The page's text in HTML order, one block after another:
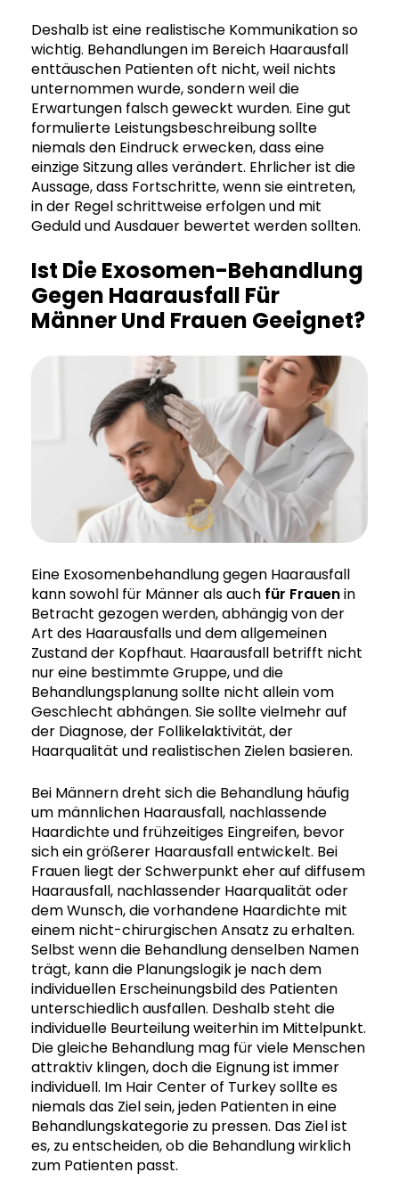
Deshalb ist eine realistische Kommunikation so
wichtig. Behandlungen im Bereich Haarausfall
enttäuschen Patienten oft nicht, weil nichts
unternommen wurde, sondern weil die
Erwartungen falsch geweckt wurden. Eine gut
formulierte Leistungsbeschreibung sollte
niemals den Eindruck erwecken, dass eine
einzige Sitzung alles verändert. Ehrlicher ist die
Aussage, dass Fortschritte, wenn sie eintreten,
in der Regel schrittweise erfolgen und mit
Geduld und Ausdauer bewertet werden sollten.
Ist Die Exosomen-Behandlung
Gegen Haarausfall Für
Männer Und Frauen Geeignet?
Eine Exosomenbehandlung gegen Haarausfall
kann sowohl für Männer als auch für Frauenin
Betracht gezogen werden, abhängig von der
Art des Haarausfalls und dem allgemeinen
Zustand der Kopfhaut. Haarausfall betrifft nicht
nur eine bestimmte Gruppe, und die
Behandlungsplanung sollte nicht allein vom
Geschlecht abhängen. Sie sollte vielmehr auf
der Diagnose, der Follikelaktivität, der
Haarqualität und realistischen Zielen basieren.
Bei Männern dreht sich die Behandlung häufig
um männlichen Haarausfall, nachlassende
Haardichte und frühzeitiges Eingreifen, bevor
sich ein größerer Haarausfall entwickelt. Bei
Frauen liegt der Schwerpunkt eher auf diffusem
Haarausfall, nachlassender Haarqualität oder
dem Wunsch, die vorhandene Haardichte mit
einem nicht-chirurgischen Ansatz zu erhalten.
Selbst wenn die Behandlung denselben Namen
trägt, kann die Planungslogik je nach dem
individuellen Erscheinungsbild des Patienten
unterschiedlich ausfallen. Deshalb steht die
individuelle Beurteilung weiterhin im Mittelpunkt.
Die gleiche Behandlung mag für viele Menschen
attraktiv klingen, doch die Eignung ist immer
individuell. Im Hair Center of Turkey sollte es
niemals das Ziel sein, jeden Patienten in eine
Behandlungskategorie zu pressen. Das Ziel ist
es, zu entscheiden, ob die Behandlung wirklich
zum Patienten passt.